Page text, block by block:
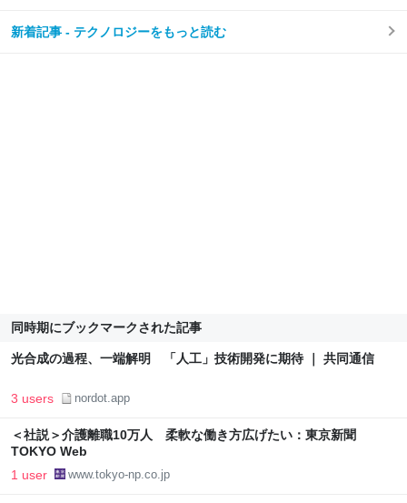
新着記事 - テクノロジーをもっと読む
同時期にブックマークされた記事
光合成の過程、一端解明 「人工」技術開発に期待 ｜ 共同通信
3 users nordot.app
＜社説＞介護離職10万人 柔軟な働き方広げたい：東京新聞
TOKYO Web
1 user www.tokyo-np.co.jp